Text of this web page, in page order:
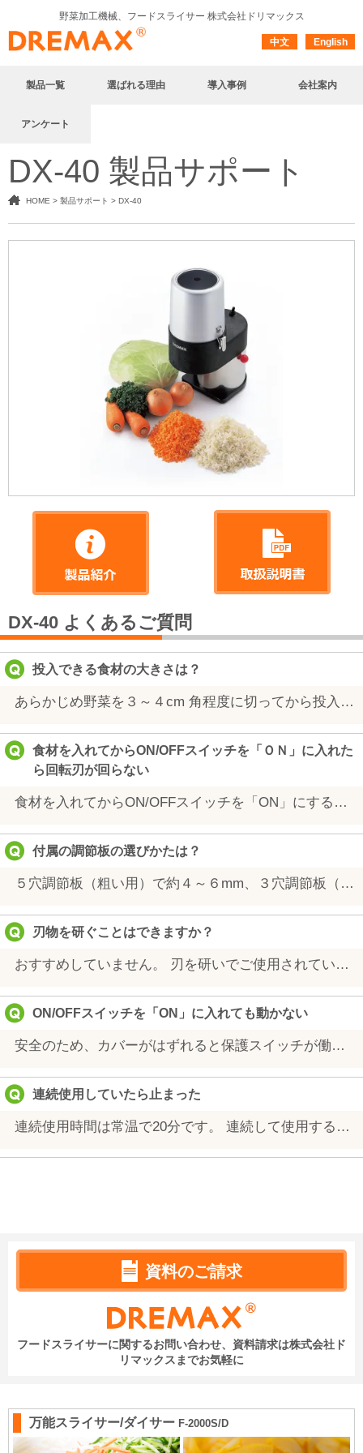
野菜加工機械、フードスライサー 株式会社ドリマックス
中文 English
製品一覧 選ばれる理由 導入事例 会社案内
アンケート
DX-40 製品サポート
HOME > 製品サポート > DX-40
DX-40 よくあるご質問
投入できる食材の大きさは？
あらかじめ野菜を３～４cm 角程度に切ってから投入してください。食材を大きいままで投入すると刃先が欠ける原因となります。
食材を入れてからON/OFFスイッチを「ＯＮ」に入れた
ら回転刃が回らない
食材を入れてからON/OFFスイッチを「ON」にすると回転刃が回らない場合があります。必ずON/OFFスイッチを「ON」にしてから食材を投入してください。
付属の調節板の選びかたは？
５穴調節板（粗い用）で約４～６mm、３穴調節板（細かい用）で約２～４mm に仕上げます。目的に応じて調節板を選んでご使用ください。
刃物を研ぐことはできますか？
おすすめしていません。 刃を研いでご使用されているユーザー様もおりますが、両刃になったり、刃物が小さくなると、食材が切れなくなるのでご注意ください。 新しい刃物に交換していただくことをおすすめします。 ※金額はお問い合わせください。
ON/OFFスイッチを「ON」に入れても動かない
安全のため、カバーがはずれると保護スイッチが働いて作動しません。 カバーを正しく装着して再度お試しください。
連続使用していたら止まった
連続使用時間は常温で20分です。 連続して使用すると、モーターの温度が上がりモーター保護のサーモスタットが作動して自動的に止まります。一度ON/OFFスイッチを「OFF」に切り、モーターの温度が下がるまで（約20分～１時間）お待ちください。
資料のご請求
フードスライサーに関するお問い合わせ、資料請求は株式会社ド
リマックスまでお気軽に
万能スライサー/ダイサー F-2000S/D